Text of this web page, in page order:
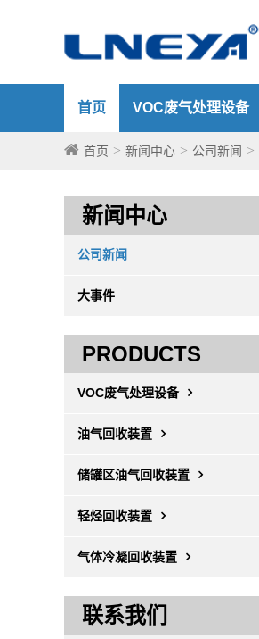
首页 VOC废气处理设备
首页 新闻中心 公司新闻
新闻中心
公司新闻
大事件
PRODUCTS
VOC废气处理设备
油气回收装置
储罐区油气回收装置
轻烃回收装置
气体冷凝回收装置
联系我们